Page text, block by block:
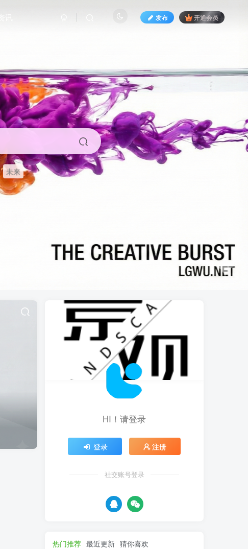
发布 开通会员
未来
HI！请登录
登录 注册
社交账号登录
热门推荐 最近更新 猜你喜欢